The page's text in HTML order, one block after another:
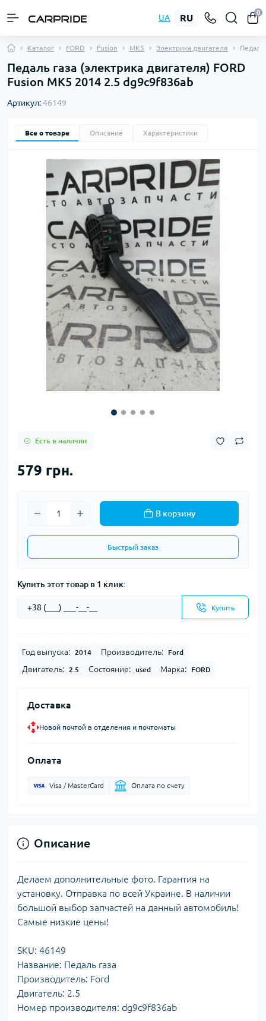
UA RU
0
Каталог FORD Fusion MK5 Электрика двигателя Педаль
Педаль газа (электрика двигателя) FORD
Fusion MK5 2014 2.5 dg9c9f836ab
Артикул:46149
Все о товаре Описание Характеристики
Есть в наличии
579 грн.
В корзину
Быстрый заказ
Купить этот товар в 1 клик:
Купить
Год выпуска: 2014 Производитель: Ford
Двигатель: 2.5 Состояние: used Марка: FORD
Доставка
Новой почтой в отделения и почтоматы
Оплата
Visa / MasterCard Оплата по счету
Описание
Делаем дополнительные фото. Гарантия на
установку. Отправка по всей Украине. В наличии
большой выбор запчастей на данный автомобиль!
Самые низкие цены!
SKU: 46149
Название: Педаль газа
Производитель: Ford
Двигатель: 2.5
Номер производителя: dg9c9f836ab